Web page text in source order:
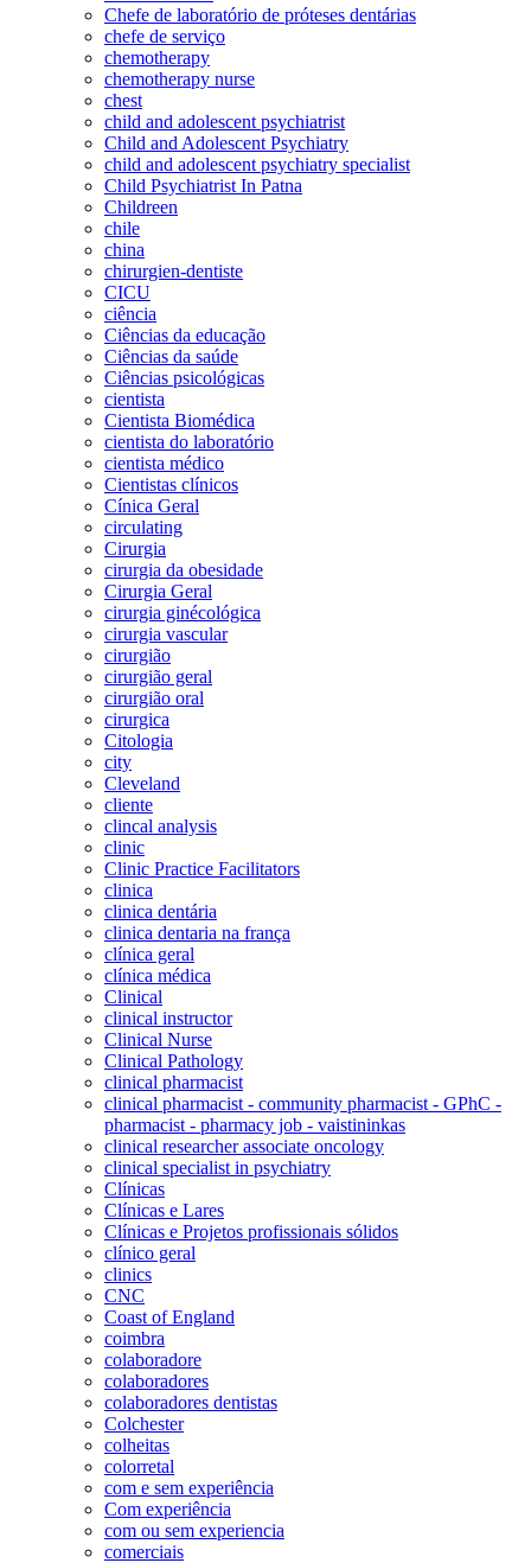
Chefe de laboratório de próteses dentárias
chefe de serviço
chemotherapy
chemotherapy nurse
chest
child and adolescent psychiatrist
Child and Adolescent Psychiatry
child and adolescent psychiatry specialist
Child Psychiatrist In Patna
Childreen
chile
china
chirurgien-dentiste
CICU
ciência
Ciências da educação
Ciências da saúde
Ciências psicológicas
cientista
Cientista Biomédica
cientista do laboratório
cientista médico
Cientistas clínicos
Cínica Geral
circulating
Cirurgia
cirurgia da obesidade
Cirurgia Geral
cirurgia ginécológica
cirurgia vascular
cirurgião
cirurgião geral
cirurgião oral
cirurgica
Citologia
city
Cleveland
cliente
clincal analysis
clinic
Clinic Practice Facilitators
clinica
clinica dentária
clinica dentaria na frança
clínica geral
clínica médica
Clinical
clinical instructor
Clinical Nurse
Clinical Pathology
clinical pharmacist
clinical pharmacist - community pharmacist - GPhC -
pharmacist - pharmacy job - vaistininkas
clinical researcher associate oncology
clinical specialist in psychiatry
Clínicas
Clínicas e Lares
Clínicas e Projetos profissionais sólidos
clínico geral
clinics
CNC
Coast of England
coimbra
colaboradore
colaboradores
colaboradores dentistas
Colchester
colheitas
colorretal
com e sem experiência
Com experiência
com ou sem experiencia
comerciais